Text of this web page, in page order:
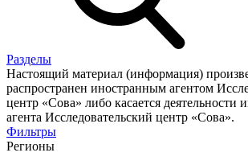
Разделы
Настоящий материал (информация)
распространен иностранным агентом
центр «Сова» либо касается деятельности
агента Исследовательский центр «Сова».
Фильтры
Регионы